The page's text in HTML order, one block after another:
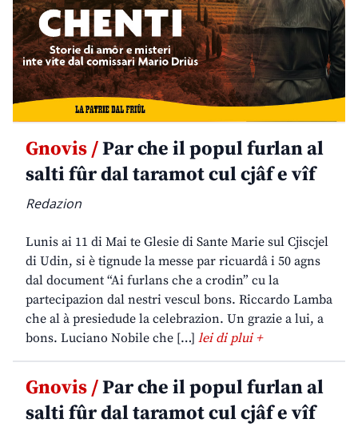
Gnovis /Par che il popul furlan al
salti fûr dal taramot cul cjâf e vîf
Redazion
Lunis ai 11 di Mai te Glesie di Sante Marie sul Cjiscjel
di Udin, si è tignude la messe par ricuardâ i 50 agns
dal document “Ai furlans che a crodin” cu la
partecipazion dal nestri vescul bons. Riccardo Lamba
che al à presiedude la celebrazion. Un grazie a lui, a
bons. Luciano Nobile che […] lei di plui +
Gnovis /Par che il popul furlan al
salti fûr dal taramot cul cjâf e vîf